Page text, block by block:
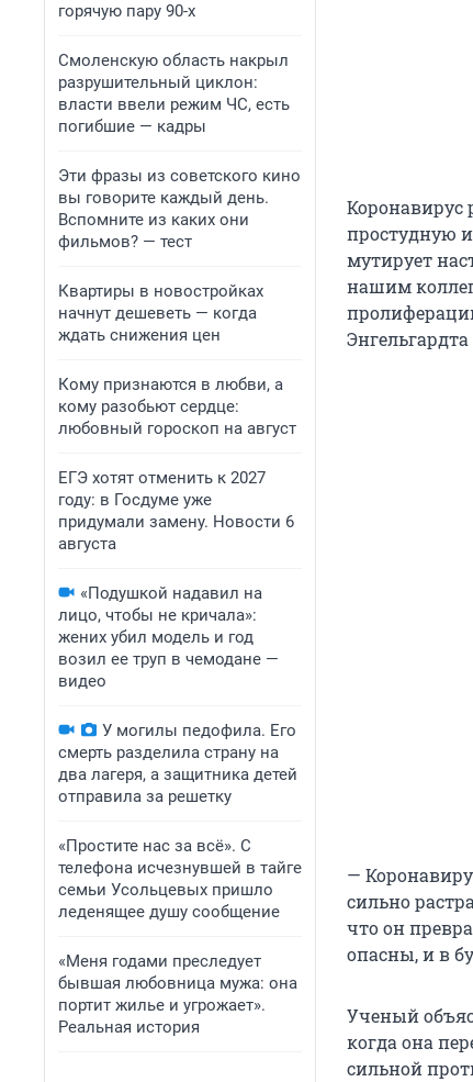
горячую пару 90-х
Смоленскую область накрыл
разрушительный циклон:
власти ввели режим ЧС, есть
погибшие — кадры
Эти фразы из советского кино
вы говорите каждый день.
Вспомните из каких они
фильмов? — тест
Квартиры в новостройках
начнут дешеветь — когда
ждать снижения цен
Кому признаются в любви, а
кому разобьют сердце:
любовный гороскоп на август
ЕГЭ хотят отменить к 2027
году: в Госдуме уже
придумали замену. Новости 6
августа
«Подушкой надавил на
лицо, чтобы не кричала»:
жених убил модель и год
возил ее труп в чемодане —
видео
У могилы педофила. Его
смерть разделила страну на
два лагеря, а защитника детей
отправила за решетку
«Простите нас за всё». С
телефона исчезнувшей в тайге
семьи Усольцевых пришло
леденящее душу сообщение
«Меня годами преследует
бывшая любовница мужа: она
портит жилье и угрожает».
Реальная история
простудную
мутирует
нашим
—
сильно
что он
опасны, и в
Ученый
когда она
сильной